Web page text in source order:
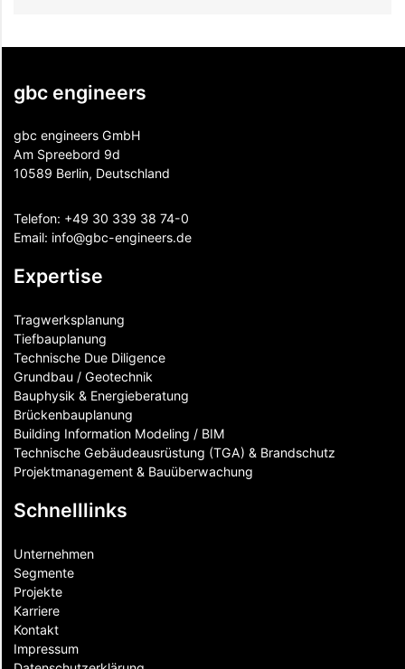
gbc engineers
gbc engineers GmbH
Am Spreebord 9d
10589 Berlin, Deutschland
Telefon: +49 30 339 38 74-0
Email: info@gbc-engineers.de
Expertise
Tragwerksplanung
Tiefbauplanung
Technische Due Diligence
Grundbau / Geotechnik
Bauphysik & Energieberatung
Brückenbauplanung
Building Information Modeling / BIM
Technische Gebäudeausrüstung (TGA) & Brandschutz
Projektmanagement & Bauüberwachung
Schnelllinks
Unternehmen
Segmente
Projekte
Karriere
Kontakt
Impressum